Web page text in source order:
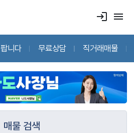
login menu
팝니다 무료상담 직거래매물
매물 검색